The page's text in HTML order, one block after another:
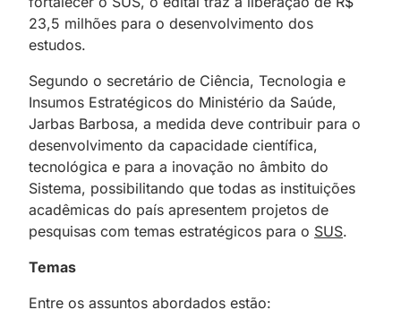
23,5 milhões para o desenvolvimento dos
estudos.
Segundo o secretário de Ciência, Tecnologia e
Insumos Estratégicos do Ministério da Saúde,
Jarbas Barbosa, a medida deve contribuir para o
desenvolvimento da capacidade científica,
tecnológica e para a inovação no âmbito do
Sistema, possibilitando que todas as instituições
acadêmicas do país apresentem projetos de
pesquisas com temas estratégicos para o SUS.
Temas
Entre os assuntos abordados estão: